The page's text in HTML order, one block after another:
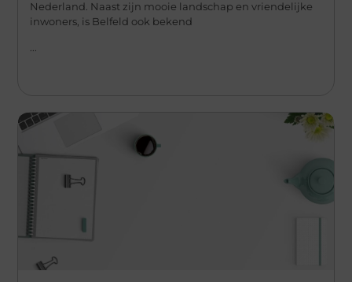
Nederland. Naast zijn mooie landschap en vriendelijke
inwoners, is Belfeld ook bekend
...